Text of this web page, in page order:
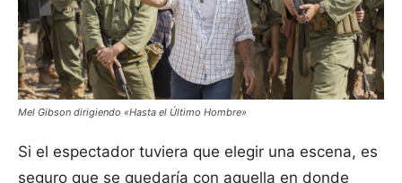
Mel Gibson dirigiendo «Hasta el Último Hombre»
Si el espectador tuviera que elegir una escena, es
seguro que se quedaría con aquella en donde